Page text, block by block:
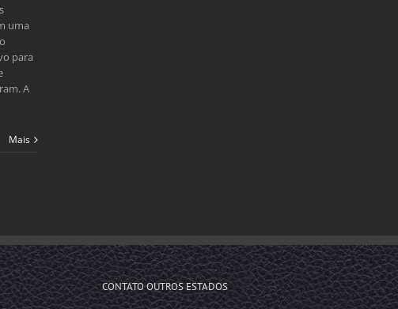
uma
para
A
Mais
CONTATO OUTROS ESTADOS